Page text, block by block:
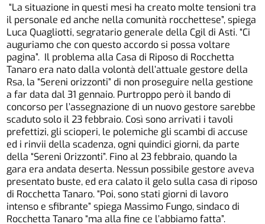
“La situazione in questi mesi ha creato molte tensioni tra
il personale ed anche nella comunità rocchettese”, spiega
Luca Quagliotti, segratario generale della Cgil di Asti. “Ci
auguriamo che con questo accordo si possa voltare
pagina”. Il problema alla Casa di Riposo di Rocchetta
Tanaro era nato dalla volontà dell’attuale gestore della
Rsa, la “Sereni orizzonti” di non proseguire nella gestione
a far data dal 31 gennaio. Purtroppo però il bando di
concorso per l’assegnazione di un nuovo gestore sarebbe
scaduto solo il 23 febbraio. Così sono arrivati i tavoli
prefettizi, gli scioperi, le polemiche gli scambi di accuse
ed i rinvii della scadenza, ogni quindici giorni, da parte
della “Sereni Orizzonti”. Fino al 23 febbraio, quando la
gara era andata deserta. Nessun possibile gestore aveva
presentato buste, ed era calato il gelo sulla casa di riposo
di Rocchetta Tanaro. “Poi, sono stati giorni di lavoro
intenso e sfibrante” spiega Massimo Fungo, sindaco di
Rocchetta Tanaro “ma alla fine ce l’abbiamo fatta”.